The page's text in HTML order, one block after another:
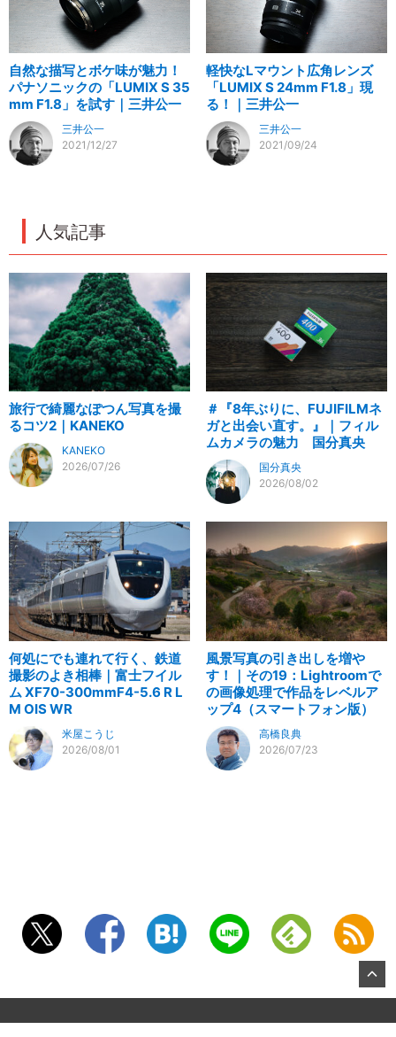
自然な描写とボケ味が魅力！
パナソニックの「LUMIX S 35
mm F1.8」を試す｜三井公一
三井公一
2021/12/27
軽快なLマウント広角レンズ
「LUMIX S 24mm F1.8」現
る！｜三井公一
三井公一
2021/09/24
人気記事
旅行で綺麗なぽつん写真を撮
るコツ2｜KANEKO
KANEKO
2026/07/26
＃『8年ぶりに、FUJIFILMネ
ガと出会い直す。』｜フィル
ムカメラの魅力 国分真央
国分真央
2026/08/02
何処にでも連れて行く、鉄道
撮影のよき相棒｜富士フイル
ム XF70-300mmF4-5.6 R L
M OIS WR
米屋こうじ
2026/08/01
風景写真の引き出しを増や
す！｜その19：Lightroomで
の画像処理で作品をレベルア
ップ4（スマートフォン版）
高橋良典
2026/07/23